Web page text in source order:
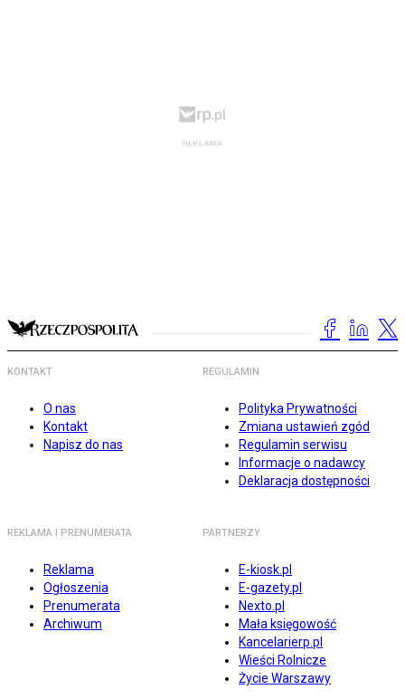
KONTAKT
O nas
Kontakt
Napisz do nas
REGULAMIN
Polityka Prywatności
Zmiana ustawień zgód
Regulamin serwisu
Informacje o nadawcy
Deklaracja dostępności
REKLAMA I PRENUMERATA
Reklama
Ogłoszenia
Prenumerata
Archiwum
PARTNERZY
E-kiosk.pl
E-gazety.pl
Nexto.pl
Mała księgowość
Kancelarierp.pl
Wieści Rolnicze
Życie Warszawy